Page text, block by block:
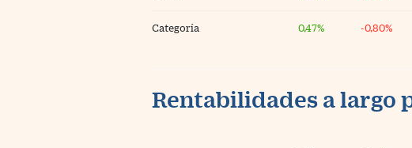
Categoría 0,47% -0,80%
Rentabilidades a largo